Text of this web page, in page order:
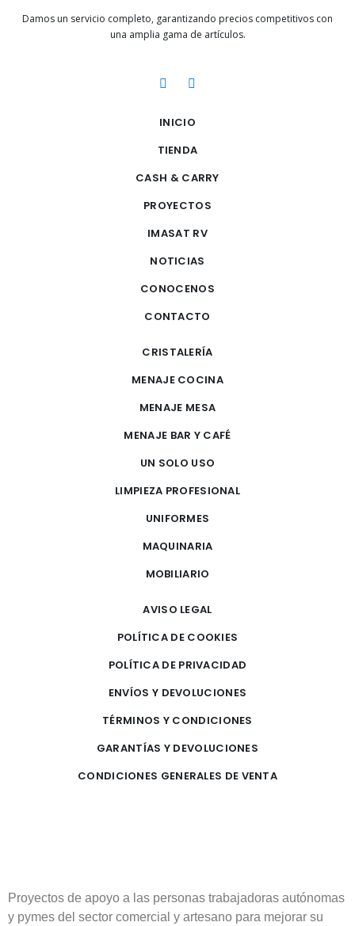
Damos un servicio completo, garantizando precios competitivos con
una amplia gama de artículos.
INICIO
TIENDA
CASH & CARRY
PROYECTOS
IMASAT RV
NOTICIAS
CONOCENOS
CONTACTO
CRISTALERÍA
MENAJE COCINA
MENAJE MESA
MENAJE BAR Y CAFÉ
UN SOLO USO
LIMPIEZA PROFESIONAL
UNIFORMES
MAQUINARIA
MOBILIARIO
AVISO LEGAL
POLÍTICA DE COOKIES
POLÍTICA DE PRIVACIDAD
ENVÍOS Y DEVOLUCIONES
TÉRMINOS Y CONDICIONES
GARANTÍAS Y DEVOLUCIONES
CONDICIONES GENERALES DE VENTA
Proyectos de apoyo a las personas trabajadoras autónomas
y pymes del sector comercial y artesano para mejorar su